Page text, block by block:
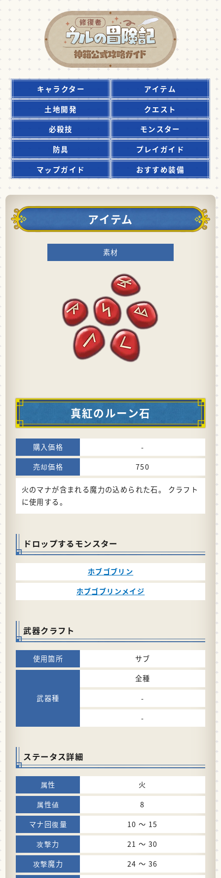
キャラクター
アイテム
土地開発
クエスト
必殺技
モンスター
防具
プレイガイド
マップガイド
おすすめ装備
アイテム
素材
真紅のルーン石
-
750
火のマナが含まれる魔力の込められた石。 クラフト
に使用する。
ドロップするモンスター
ホブゴブリン
ホブゴブリンメイジ
武器クラフト
サブ
全種
-
-
ステータス詳細
火
8
10 〜 15
21 〜 30
24 〜 36